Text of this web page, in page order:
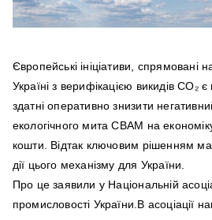
Європейські ініціативи, спрямовані
Україні з верифікацією викидів
здатні оперативно знизити
екологічного мита CBAM на
кошти. Відтак ключовим рішенням
дії цього механізму для України.
Про це заявили у Національній
промисловості України.В асоціації